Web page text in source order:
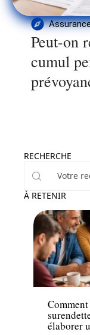
Peut-on
cumul
RECHERCHE
À RETENIR
élaborer